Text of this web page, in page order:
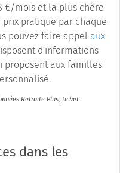
€/mois et la plus chère
pratiqué par chaque
pouvez faire appel aux
d'informations
proposent aux familles
Retraite Plus, ticket
dans les